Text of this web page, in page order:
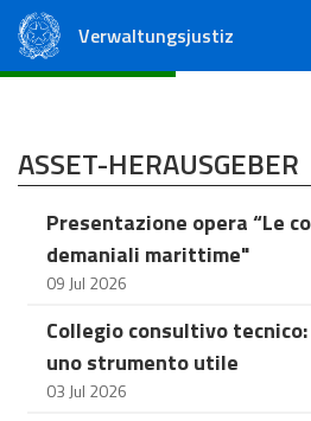
Verwaltungsjustiz
ASSET-HERAUSGEBER
Presentazione opera “Le
demaniali marittime"
09 Jul 2026
Collegio consultivo
uno strumento utile
03 Jul 2026